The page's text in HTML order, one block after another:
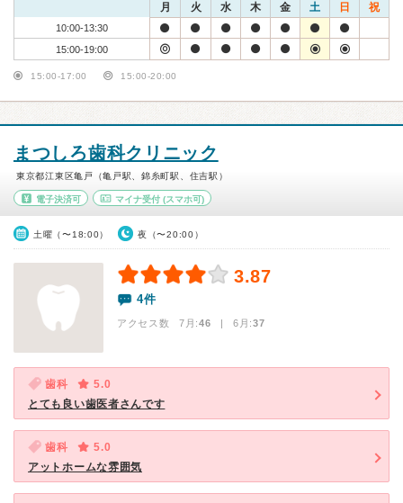
月 火 水 木 金 土 日 祝
10:00-13:30
15:00-19:00
15:00-17:00 15:00-20:00
まつしろ歯科クリニック
東京都江東区亀戸（亀戸駅、錦糸町駅、住吉駅）
電子決済可 マイナ受付(スマホ可)
土曜（〜18:00） 夜（〜20:00）
3.87
4件
アクセス数 7月:46 | 6月:37
歯科
5.0
とても良い歯医者さんです
歯科
5.0
アットホームな雰囲気